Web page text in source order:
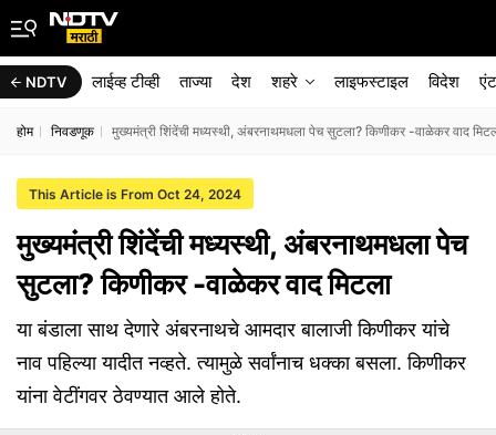
NDTV लाईव्ह टीव्ही ताज्या देश शहरे लाइफस्टाइल विदेश
होम निवडणूक मुख्यमंत्री शिंदेंची मध्यस्थी, अंबरनाथमधला पेच सुटला? किणीकर -वाळेकर वाद
This Article is From Oct 24, 2024
मुख्यमंत्री शिंदेंची मध्यस्थी, अंबरनाथमधला पेच
सुटला? किणीकर -वाळेकर वाद मिटला
या बंडाला साथ देणारे अंबरनाथचे आमदार बालाजी किणीकर यांचे
नाव पहिल्या यादीत नव्हते. त्यामुळे सर्वांनाच धक्का बसला. किणीकर
यांना वेटींगवर ठेवण्यात आले होते.